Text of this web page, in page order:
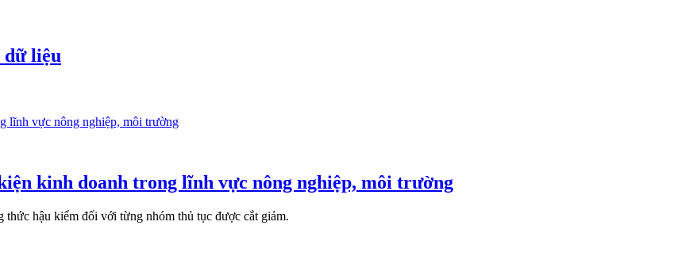
dữ liệu
kinh doanh trong lĩnh vực nông nghiệp, môi trường
hậu kiểm đối với từng nhóm thủ tục được cắt giảm.